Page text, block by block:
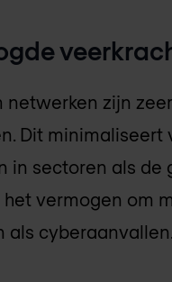
netwerken zijn
Dit
in sectoren als de
vermogen om
als cyberaanvallen.